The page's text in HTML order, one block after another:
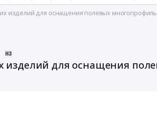
изделий для оснащения полевых
изделий для оснащения